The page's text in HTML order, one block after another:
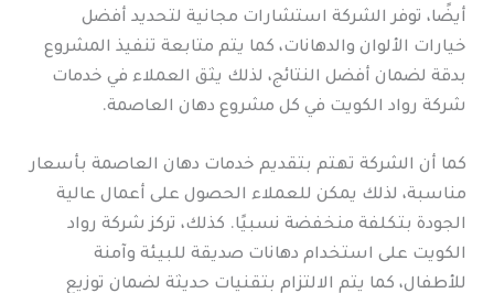
أيضًا، توفر الشركة استشارات مجانية لتحديد أفضل
خيارات الألوان والدهانات، كما يتم متابعة تنفيذ المشروع
بدقة لضمان أفضل النتائج، لذلك يثق العملاء في خدمات
شركة رواد الكويت في كل مشروع دهان العاصمة.
كما أن الشركة تهتم بتقديم خدمات دهان العاصمة بأسعار
مناسبة، لذلك يمكن للعملاء الحصول على أعمال عالية
الجودة بتكلفة منخفضة نسبيًا. كذلك، تركز شركة رواد
الكويت على استخدام دهانات صديقة للبيئة وآمنة
للأطفال، كما يتم الالتزام بتقنيات حديثة لضمان توزيع